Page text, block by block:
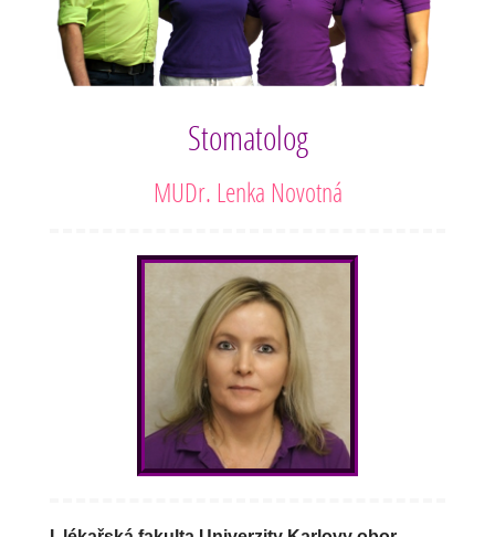
Stomatolog
MUDr. Lenka Novotná